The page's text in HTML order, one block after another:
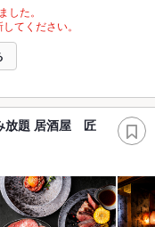
した。
てください。
放題 居酒屋 匠